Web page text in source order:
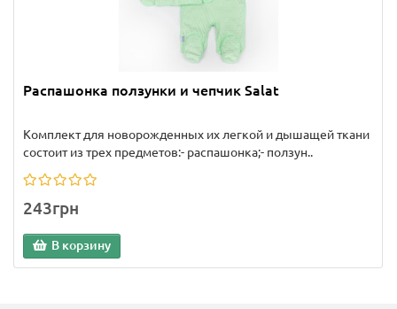
Распашонка ползунки и чепчик Salat
Комплект для новорожденных их легкой и дышащей ткани
состоит из трех предметов:- распашонка;- ползун..
243грн
В корзину